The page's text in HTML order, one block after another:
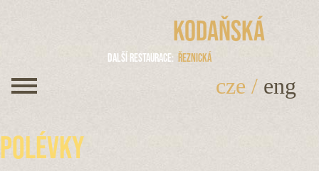
Kodaňská
Další restaurace Řeznická
cze / eng
Polévky